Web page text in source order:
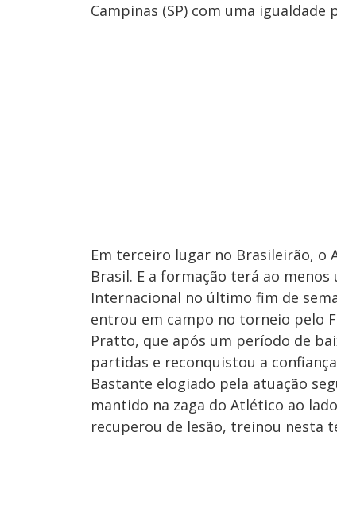
Campinas (SP) com uma
Em terceiro lugar no Brasileirão, o
Brasil. E a formação terá ao
Internacional no último fim de
entrou em campo no torneio pelo
Pratto, que após um período de
partidas e reconquistou a
Bastante elogiado pela atuação
mantido na zaga do Atlético ao
recuperou de lesão, treinou nesta